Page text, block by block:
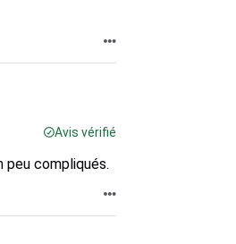
Avis vérifié
peu compliqués.